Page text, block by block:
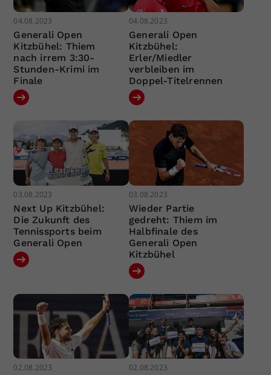
04.08.2023
Generali Open
Kitzbühel: Thiem
nach irrem 3:30-
Stunden-Krimi im
Finale
04.08.2023
Generali Open
Kitzbühel:
Erler/Miedler
verbleiben im
Doppel-Titelrennen
03.08.2023
Next Up Kitzbühel:
Die Zukunft des
Tennissports beim
Generali Open
03.08.2023
Wieder Partie
gedreht: Thiem im
Halbfinale des
Generali Open
Kitzbühel
02.08.2023 02.08.2023